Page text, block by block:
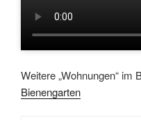
Weitere „Wohnungen“ im
Bienengarten